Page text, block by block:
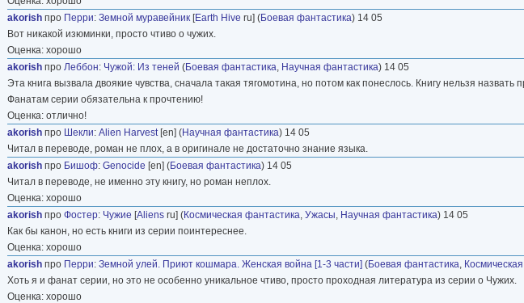
akorish про Перри: Земной муравейник [Earth Hive ru] (Боевая фантастика) 14 05
Вот никакой изюминки, просто чтиво о чужих.
Оценка: хорошо
akorish про Леббон: Чужой: Из теней (Боевая фантастика, Научная фантастика) 14 05
Эта книга вызвала двоякие чувства, сначала такая тягомотина, но потом как понеслось. Книгу нельзя
Фанатам серии обязательна к прочтению!
Оценка: отлично!
akorish про Шекли: Alien Harvest[en] (Научная фантастика) 14 05
Читал в переводе, роман не плох, а в оригинале не достаточно знание языка.
akorish про Бишоф: Genocide [en] (Боевая фантастика) 14 05
Читал в переводе, не именно эту книгу, но роман неплох.
Оценка: хорошо
akorish про Фостер: Чужие [Aliens ru] (Космическая фантастика, Ужасы, Научная фантастика) 14 05
Как бы канон, но есть книги из серии поинтереснее.
Оценка: хорошо
akorish про Перри: Земной улей. Приют кошмара. Женская война [1-3 части] (Боевая фантастика,
Хоть я и фанат серии, но это не особенно уникальное чтиво, просто проходная литература из серии о Чужих.
Оценка: хорошо